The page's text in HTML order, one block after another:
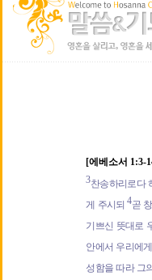
[에베소서 1:3-
3찬송하리로다
게 주시되4곧
기쁘신 뜻대로
안에서 우리에
성함을 따라 그